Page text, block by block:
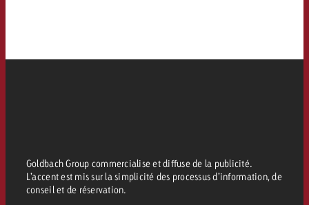
Goldbach Group commercialise et diffuse de la publicité.
L’accent est mis sur la simplicité des processus d’information, de
conseil et de réservation.